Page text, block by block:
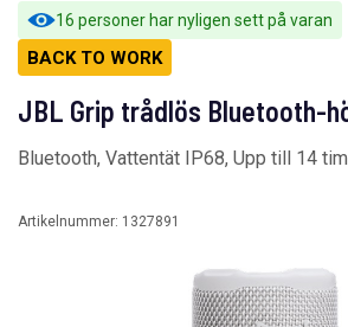
16 personer har nyligen sett på varan
BACK TO WORK
JBL Grip trådlös Bluetooth-
Bluetooth, Vattentät IP68, Upp till 14
Artikelnummer: 1327891